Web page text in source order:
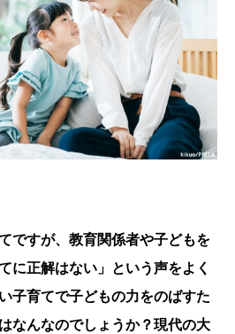
ですが、教育関係者や子どもを
に正解はない」という声をよく
子育てで子どもの力をのばすた
なんなのでしょうか？現代の大